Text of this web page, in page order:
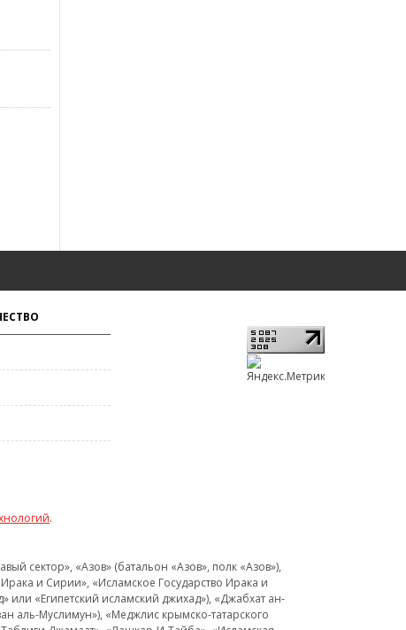
.
сектор», «Азов» (батальон «Азов», полк «Азов»),
и Сирии», «Исламское Государство Ирака и
«Египетский исламский джихад»), «Джабхат ан-
аль-Муслимун»), «Меджлис крымско-татарского